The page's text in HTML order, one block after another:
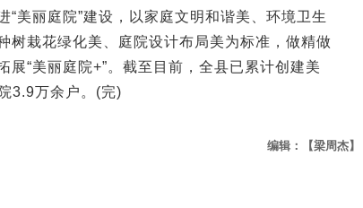
丽庭院”建设，以家庭文明和谐美、环境卫生
树栽花绿化美、庭院设计布局美为标准，做精做
展“美丽庭院+”。截至目前，全县已累计创建美
3.9万余户。(完)
编辑：【梁周杰】